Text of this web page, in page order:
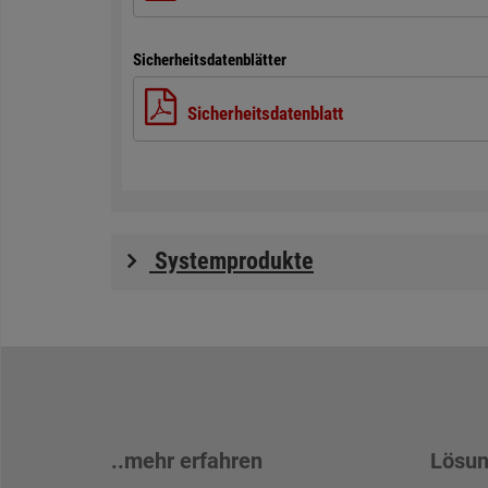
Sicherheitsdatenblätter
Sicherheitsdatenblatt
Systemprodukte
..mehr erfahren